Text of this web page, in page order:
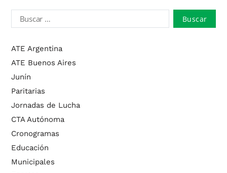
ATE Argentina
ATE Buenos Aires
Junín
Paritarias
Jornadas de Lucha
CTA Autónoma
Cronogramas
Educación
Municipales